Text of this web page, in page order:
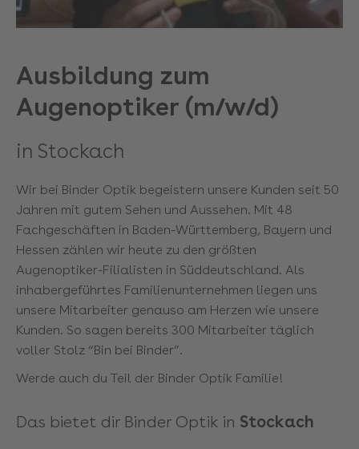
Ausbildung zum
Augenoptiker (m/w/d)
in Stockach
Wir bei Binder Optik begeistern unsere Kunden seit 50
Jahren mit gutem Sehen und Aussehen. Mit 48
Fachgeschäften in Baden-Württemberg, Bayern und
Hessen zählen wir heute zu den größten
Augenoptiker-Filialisten in Süddeutschland. Als
inhabergeführtes Familienunternehmen liegen uns
unsere Mitarbeiter genauso am Herzen wie unsere
Kunden. So sagen bereits 300 Mitarbeiter täglich
voller Stolz “Bin bei Binder”.
Werde auch du Teil der Binder Optik Familie!
Das bietet dir Binder Optik in Stockach